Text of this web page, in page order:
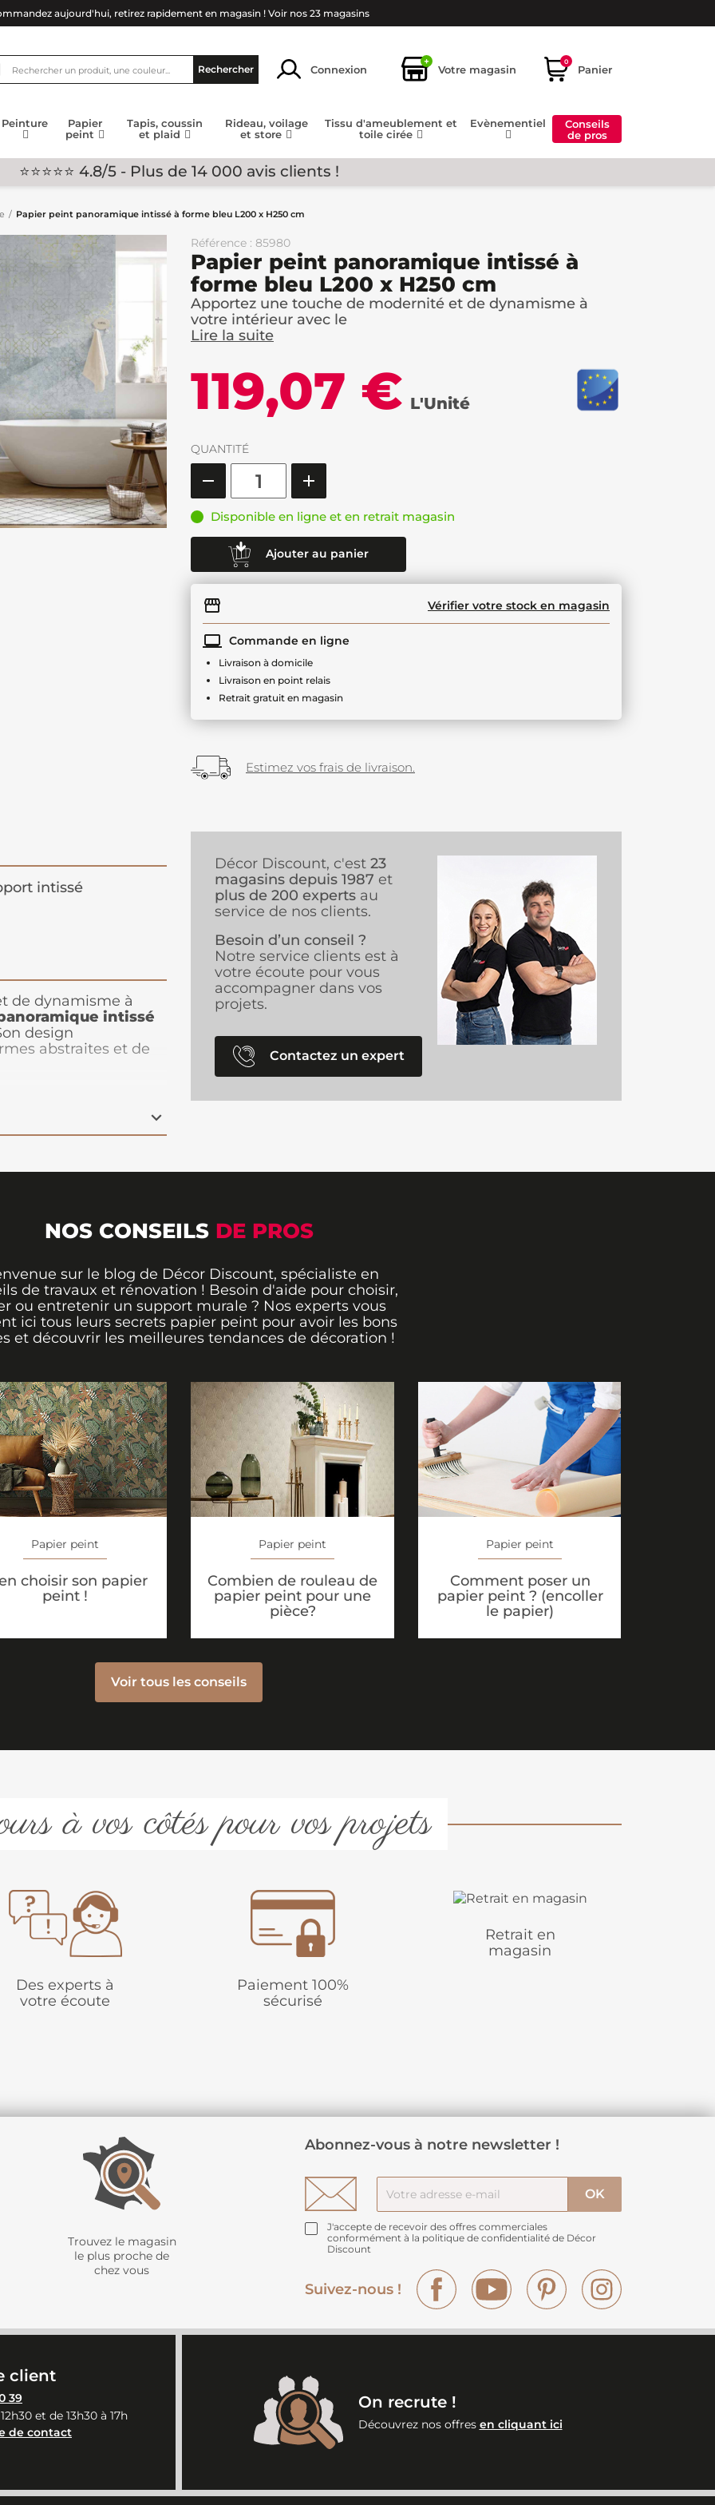
aujourd'hui, retirez rapidement en magasin ! Voir nos 23 magasins
Rechercher Connexion
+
Votre magasin
0
Panier
Peinture
Papier
peint
Tapis, coussin
et plaid
Rideau, voilage
et store
Tissu d'ameublement et
toile cirée
Evènementiel
Conseils
de pros
⭐⭐⭐⭐⭐ 4.8/5 - Plus de 14 000 avis clients !
Papier peint panoramique intissé à forme bleu L200 x H250 cm
Référence : 85980
Papier peint panoramique intissé à
forme bleu L200 x H250 cm
Apportez une touche de modernité et de dynamisme à
votre intérieur avec le
Lire la suite
119,07 € L'Unité
QUANTITÉ
Disponible en ligne et en retrait magasin
Ajouter au panier
Vérifier votre stock en magasin
Commande en ligne
Livraison à domicile
Livraison en point relais
Retrait gratuit en magasin
Estimez vos frais de livraison.
intissé
de dynamisme à
intissé
design
abstraites et de
ou un bureau. Ce
une atmosphère
Décor Discount, c'est 23
magasins depuis 1987 et
plus de 200 experts au
service de nos clients.
Besoin d’un conseil ?
Notre service clients est à
votre écoute pour vous
accompagner dans vos
projets.
Contactez un expert
NOS CONSEILS DE PROS
sur le blog de Décor Discount, spécialiste en
de travaux et rénovation ! Besoin d'aide pour choisir,
ou entretenir un support murale ? Nos experts vous
ici tous leurs secrets papier peint pour avoir les bons
et découvrir les meilleures tendances de décoration !
Papier peint
choisir son papier
peint !
Papier peint
Combien de rouleau de
papier peint pour une
pièce?
Papier peint
Comment poser un
papier peint ? (encoller
le papier)
Voir tous les conseils
à vos côtés pour vos projets
Des experts à
votre écoute
Paiement 100%
sécurisé
Retrait en
magasin
Trouvez le magasin
le plus proche de
chez vous
Abonnez-vous à notre newsletter !
J'accepte de recevoir des offres commerciales
conformément à la politique de confidentialité de Décor
Discount
Suivez-nous !
Facebook YouTube Pinterest
client
39
et de 13h30 à 17h
de contact
On recrute !
Découvrez nos offres en cliquant ici